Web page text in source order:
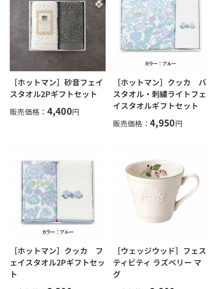
［ホットマン］砂音フェイ
スタオル2Pギフトセット
販売価格： 4,400円
［ホットマン］クッカ バ
スタオル・刺繍ライトフェ
イスタオルギフトセット
販売価格： 4,950円
［ホットマン］クッカ フ
ェイスタオル2Pギフトセッ
ト
［ウェッジウッド］フェス
ティビティ ラズベリー マ
グ